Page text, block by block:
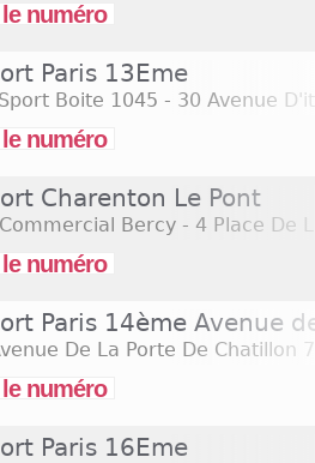
numéro
Paris 13Eme
Boite 1045 - 30 Avenue
numéro
Charenton Le Pont
Bercy - 4 Place De
numéro
Paris 14ème Avenue
De La Porte De Chatillon
numéro
Paris 16Eme